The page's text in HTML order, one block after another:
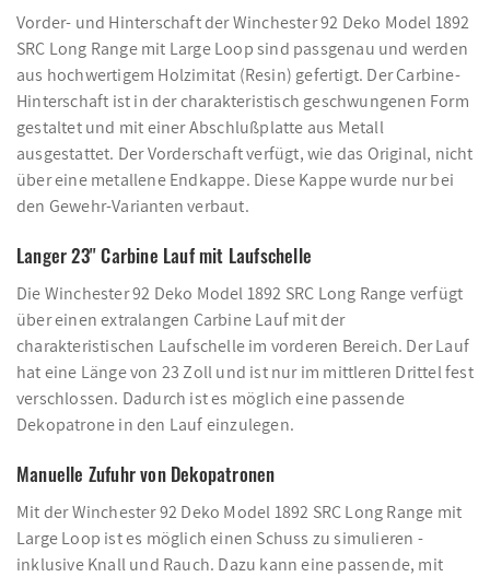
Vorder- und Hinterschaft der Winchester 92 Deko Model 1892
SRC Long Range mit Large Loop sind passgenau und werden
aus hochwertigem Holzimitat (Resin) gefertigt. Der Carbine-
Hinterschaft ist in der charakteristisch geschwungenen Form
gestaltet und mit einer Abschlußplatte aus Metall
ausgestattet. Der Vorderschaft verfügt, wie das Original, nicht
über eine metallene Endkappe. Diese Kappe wurde nur bei
den Gewehr-Varianten verbaut.
Langer 23'' Carbine Lauf mit Laufschelle
Die Winchester 92 Deko Model 1892 SRC Long Range verfügt
über einen extralangen Carbine Lauf mit der
charakteristischen Laufschelle im vorderen Bereich. Der Lauf
hat eine Länge von 23 Zoll und ist nur im mittleren Drittel fest
verschlossen. Dadurch ist es möglich eine passende
Dekopatrone in den Lauf einzulegen.
Manuelle Zufuhr von Dekopatronen
Mit der Winchester 92 Deko Model 1892 SRC Long Range mit
Large Loop ist es möglich einen Schuss zu simulieren -
inklusive Knall und Rauch. Dazu kann eine passende, mit